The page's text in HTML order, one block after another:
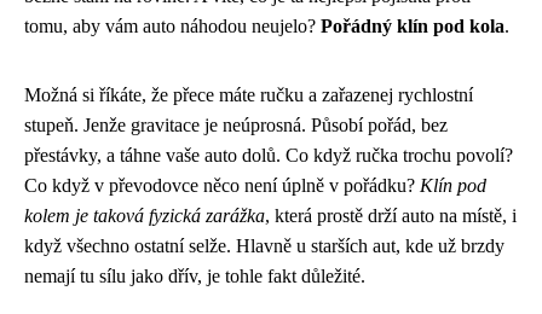
tomu, aby vám auto náhodou neujelo? Pořádný klín pod kola.
Možná si říkáte, že přece máte ručku a zařazenej rychlostní
stupeň. Jenže gravitace je neúprosná. Působí pořád, bez
přestávky, a táhne vaše auto dolů. Co když ručka trochu povolí?
Co když v převodovce něco není úplně v pořádku? Klín pod
kolem je taková fyzická zarážka, která prostě drží auto na místě, i
když všechno ostatní selže. Hlavně u starších aut, kde už brzdy
nemají tu sílu jako dřív, je tohle fakt důležité.